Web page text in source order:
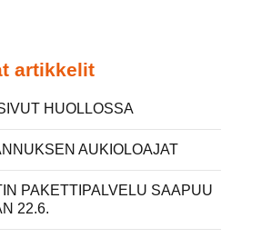
artikkelit
HUOLLOSSA
AUKIOLOAJAT
PAKETTIPALVELU SAAPUU
22.6.